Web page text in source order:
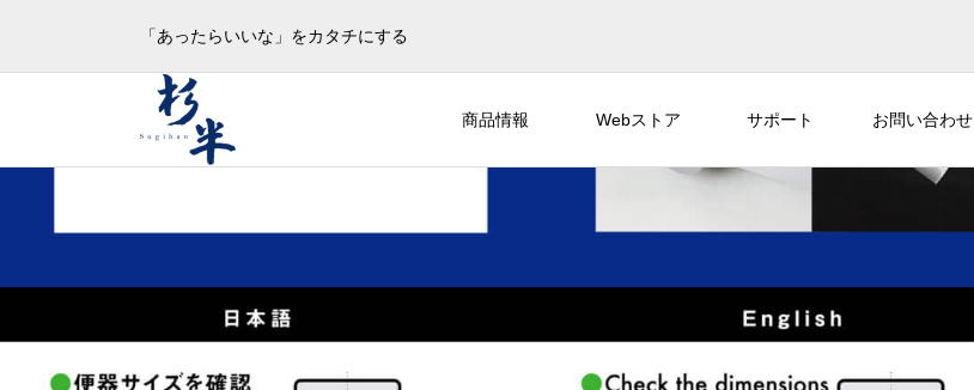
「あったらいいな」をカタチにする
商品情報 Webストア サポート お問い合わせ